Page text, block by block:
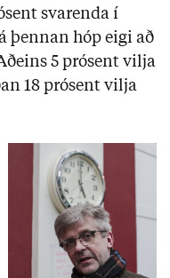
svarenda í
þennan hóp eigi að
5 prósent vilja
18 prósent vilja